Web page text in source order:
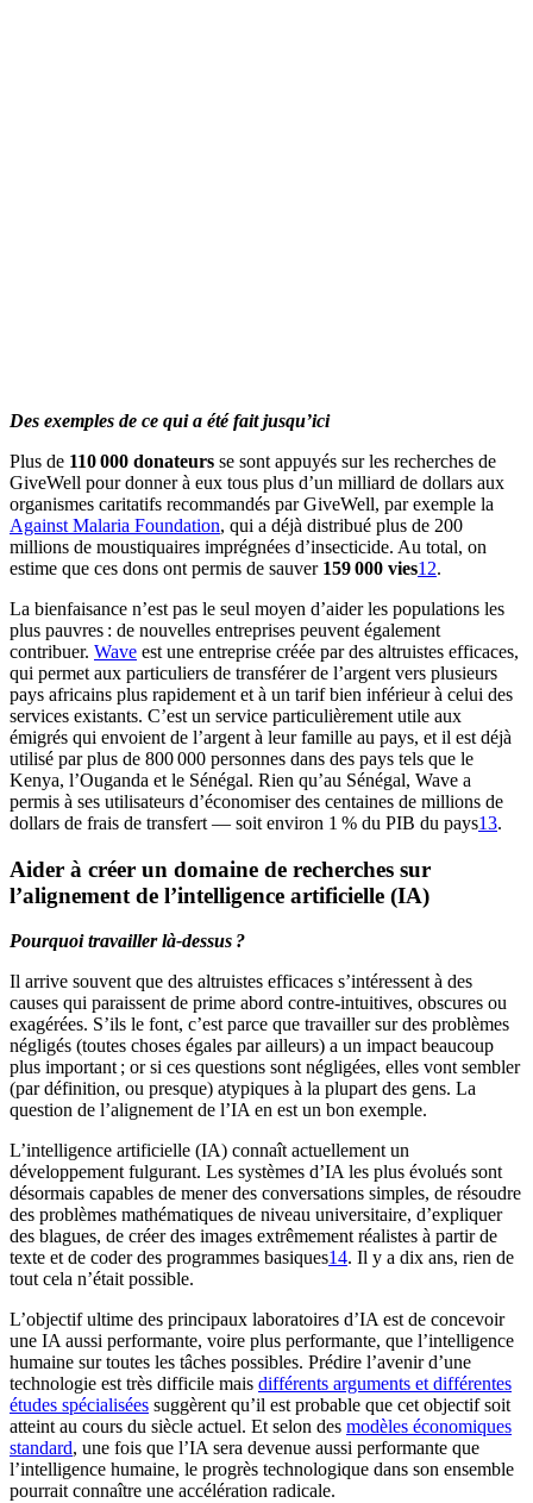
Des exemples de ce qui a été fait jusqu’ici
Plus de 110 000 donateurs se sont appuyés sur les recherches de
GiveWell pour donner à eux tous plus d’un milliard de dollars aux
organismes caritatifs recommandés par GiveWell, par exemple la
Against Malaria Foundation, qui a déjà distribué plus de 200
millions de moustiquaires imprégnées d’insecticide. Au total, on
estime que ces dons ont permis de sauver 159 000 vies12.
La bienfaisance n’est pas le seul moyen d’aider les populations les
plus pauvres : de nouvelles entreprises peuvent également
contribuer. Wave est une entreprise créée par des altruistes efficaces,
qui permet aux particuliers de transférer de l’argent vers plusieurs
pays africains plus rapidement et à un tarif bien inférieur à celui des
services existants. C’est un service particulièrement utile aux
émigrés qui envoient de l’argent à leur famille au pays, et il est déjà
utilisé par plus de 800 000 personnes dans des pays tels que le
Kenya, l’Ouganda et le Sénégal. Rien qu’au Sénégal, Wave a
permis à ses utilisateurs d’économiser des centaines de millions de
dollars de frais de transfert — soit environ 1 % du PIB du pays⁠13.
Aider à créer un domaine de recherches sur
l’alignement de l’intelligence artificielle (IA)
Pourquoi travailler là-dessus ?
Il arrive souvent que des altruistes efficaces s’intéressent à des
causes qui paraissent de prime abord contre-intuitives, obscures ou
exagérées. S’ils le font, c’est parce que travailler sur des problèmes
négligés (toutes choses égales par ailleurs) a un impact beaucoup
plus important ; or si ces questions sont négligées, elles vont sembler
(par définition, ou presque) atypiques à la plupart des gens. La
question de l’alignement de l’IA en est un bon exemple.
L’intelligence artificielle (IA) connaît actuellement un
développement fulgurant. Les systèmes d’IA les plus évolués sont
désormais capables de mener des conversations simples, de résoudre
des problèmes mathématiques de niveau universitaire, d’expliquer
des blagues, de créer des images extrêmement réalistes à partir de
texte et de coder des programmes basiques⁠14. Il y a dix ans, rien de
tout cela n’était possible.
L’objectif ultime des principaux laboratoires d’IA est de concevoir
une IA aussi performante, voire plus performante, que l’intelligence
humaine sur toutes les tâches possibles. Prédire l’avenir d’une
technologie est très difficile mais différents arguments et différentes
études spécialisées suggèrent qu’il est probable que cet objectif soit
atteint au cours du siècle actuel. Et selon des modèles économiques
standard, une fois que l’IA sera devenue aussi performante que
l’intelligence humaine, le progrès technologique dans son ensemble
pourrait connaître une accélération radicale.